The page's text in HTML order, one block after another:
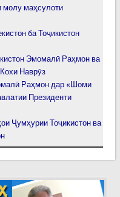
молу маҳсулоти
ба Тоҷикистон
Эмомалӣ Раҳмон ва
Наврӯз
Раҳмон дар «Шоми
Президенти
Ҷумҳурии Тоҷикистон ва